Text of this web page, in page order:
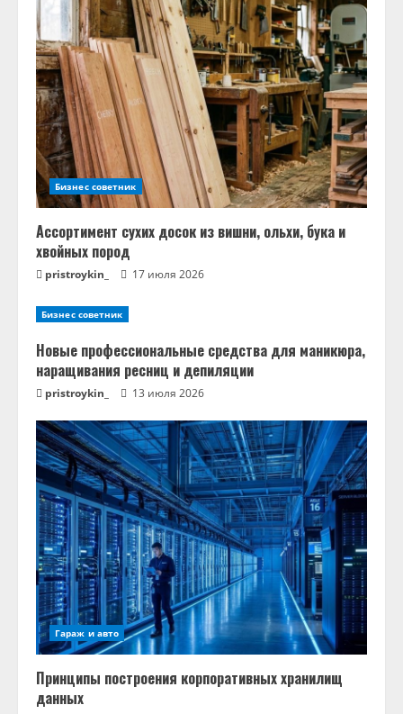
Бизнес советник
Ассортимент сухих досок из вишни, ольхи, бука и
хвойных пород
pristroykin_ 17 июля 2026
Бизнес советник
Новые профессиональные средства для маникюра,
наращивания ресниц и депиляции
pristroykin_ 13 июля 2026
Гараж и авто
Принципы построения корпоративных хранилищ
данных